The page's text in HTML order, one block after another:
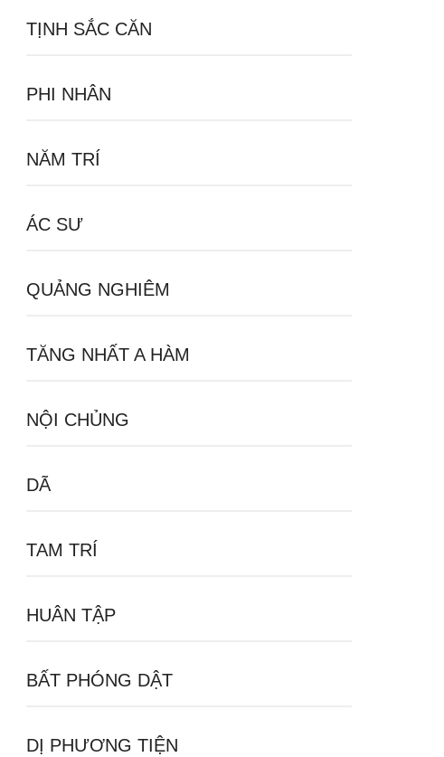
TỊNH SẮC CĂN
PHI NHÂN
NĂM TRÍ
ÁC SƯ
QUẢNG NGHIÊM
TĂNG NHẤT A HÀM
NỘI CHỦNG
DÃ
TAM TRÍ
HUÂN TẬP
BẤT PHÓNG DẬT
DỊ PHƯƠNG TIỆN